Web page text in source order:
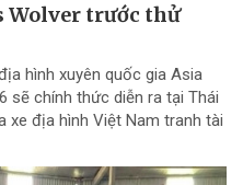
Wolver trước thử
hình xuyên quốc gia Asia
sẽ chính thức diễn ra tại Thái
xe địa hình Việt Nam tranh tài